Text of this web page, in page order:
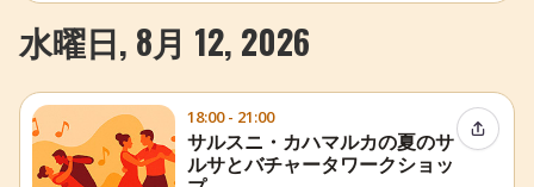
水曜日, 8月 12, 2026
18:00 - 21:00
サルスニ・カハマルカの夏のサ
ルサとバチャータワークショッ
イベン